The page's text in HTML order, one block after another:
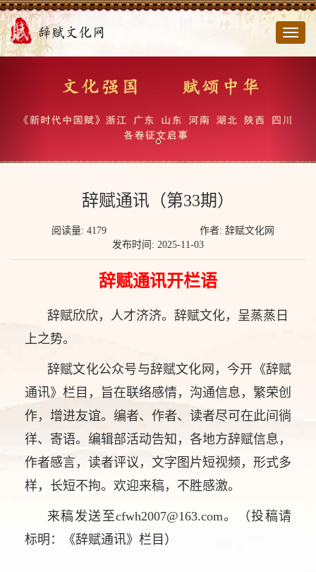
切
辞赋通讯（第33期）
阅读量: 4179
作者: 辞赋文化网
发布时间: 2025-11-03
辞赋通讯开栏语
辞赋欣欣，人才济济。辞赋文化，呈蒸蒸日
上之势。
辞赋文化公众号与辞赋文化网，今开《辞赋
通讯》栏目，旨在联络感情，沟通信息，繁荣创
作，增进友谊。编者、作者、读者尽可在此间徜
徉、寄语。编辑部活动告知，各地方辞赋信息，
作者感言，读者评议，文字图片短视频，形式多
样，长短不拘。欢迎来稿，不胜感激。
来稿发送至cfwh2007@163.com。（投稿请
标明：《辞赋通讯》栏目）